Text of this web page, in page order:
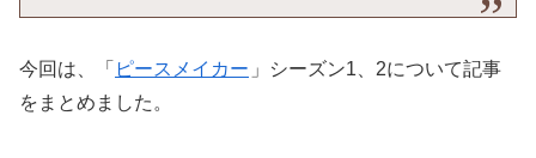
今回は、「 ピースメイカー 」シーズン1、2について記事
をまとめました。